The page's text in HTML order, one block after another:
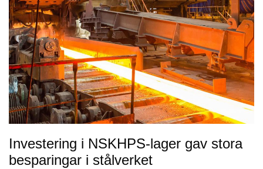
Investering i NSKHPS-lager gav stora
besparingar i stålverket